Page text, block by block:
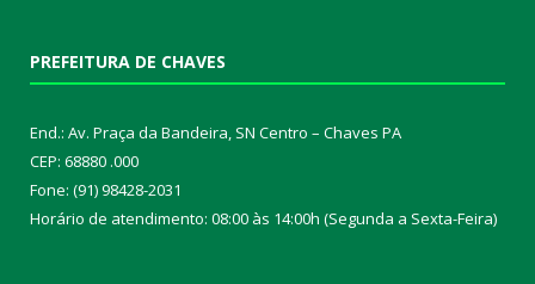
PREFEITURA DE CHAVES
End.: Av. Praça da Bandeira, SN Centro – Chaves PA
CEP: 68880 .000
Fone: (91) 98428-2031
Horário de atendimento: 08:00 às 14:00h (Segunda a Sexta-Feira)